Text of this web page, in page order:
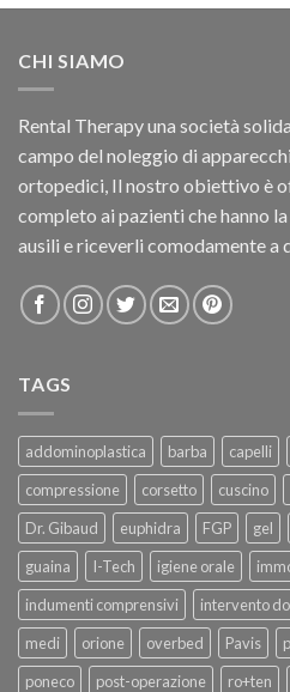
CHI SIAMO
Rental Therapy una società
campo del noleggio di
ortopedici, Il nostro obiettivo è
completo ai pazienti che hanno
ausili e riceverli comodamente a
TAGS
addominoplastica barba capelli
compressione
corsetto cuscino
Dr. Gibaud
euphidra FGP gel
guaina
I-Tech igiene orale
indumenti comprensivi
intervento
medi
orione overbed Pavis
poneco
post-operazione ro+ten